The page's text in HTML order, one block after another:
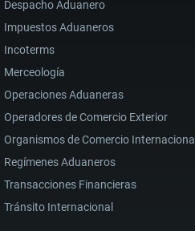
Despacho Aduanero
Impuestos Aduaneros
Incoterms
Merceología
Operaciones Aduaneras
Operadores de Comercio Exterior
Organismos de Comercio Internacional
Regímenes Aduaneros
Transacciones Financieras
Tránsito Internacional